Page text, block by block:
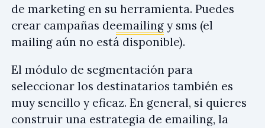
de marketing en su herramienta. Puedes
crear campañas deemailing y sms (el
mailing aún no está disponible).
El módulo de segmentación para
seleccionar los destinatarios también es
muy sencillo y eficaz. En general, si quieres
construir una estrategia de emailing, la